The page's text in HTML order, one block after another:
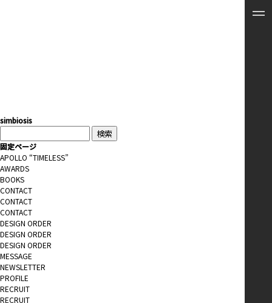
simbiosis
索:
固定ページ
APOLLO “TIMELESS”
AWARDS
BOOKS
CONTACT
CONTACT
CONTACT
DESIGN ORDER
DESIGN ORDER
DESIGN ORDER
MESSAGE
NEWSLETTER
PROFILE
RECRUIT
RECRUIT